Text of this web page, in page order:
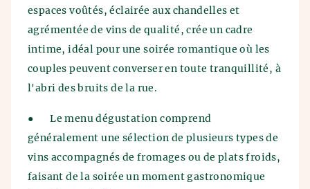
espaces voûtés, éclairée aux chandelles et
agrémentée de vins de qualité, crée un cadre
intime, idéal pour une soirée romantique où les
couples peuvent converser en toute tranquillité, à
l'abri des bruits de la rue.
●
Le menu dégustation comprend
généralement une sélection de plusieurs types de
vins accompagnés de fromages ou de plats froids,
faisant de la soirée un moment gastronomique